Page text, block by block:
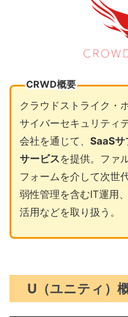
CRWD概要
クラウドストライク・
サイバーセキュリティ
会社を通じて、 SaaSサ
サービスを提供。ファ
フォームを介して次世
弱性管理を含むIT運用
活用などを取り扱う。
U（ユニティ）